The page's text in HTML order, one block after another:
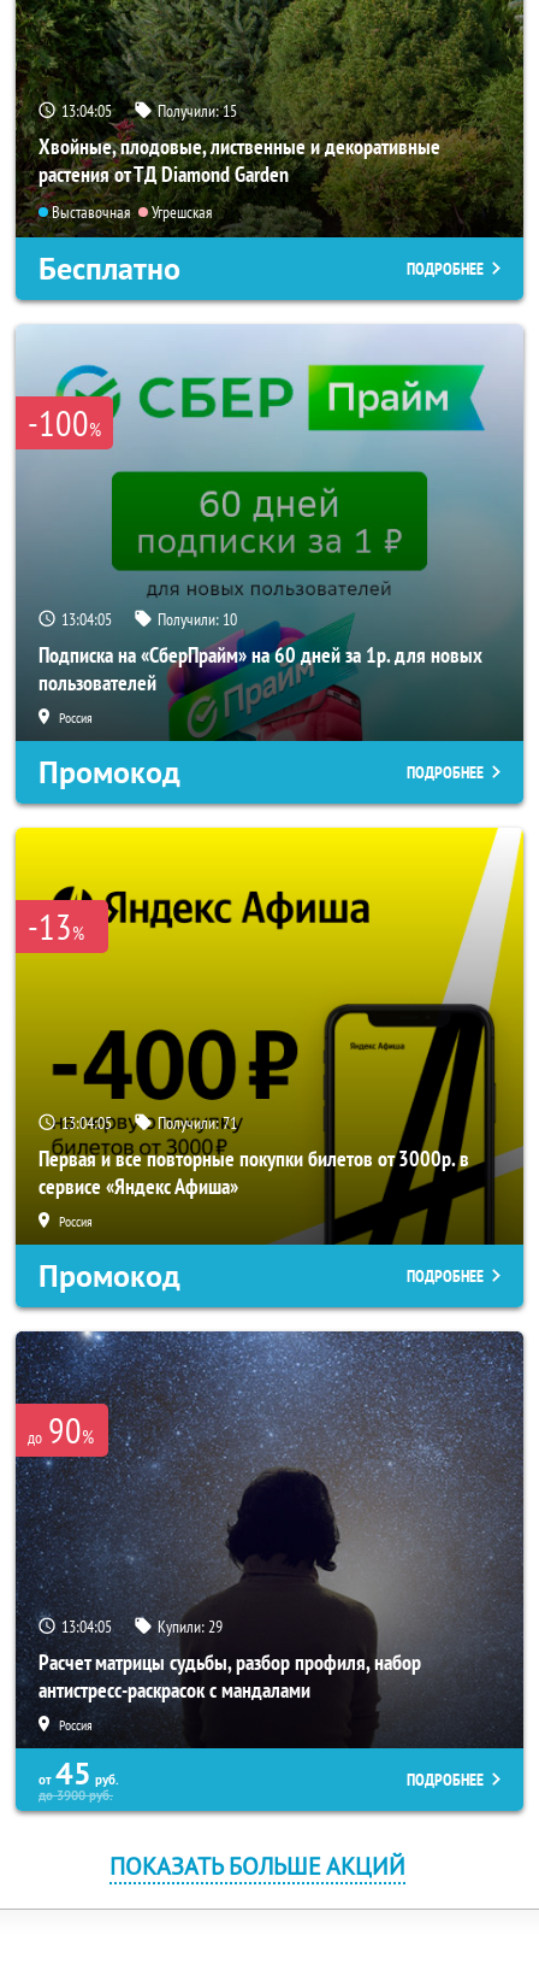
13:04:04 Получили:15
Хвойные, плодовые, лиственные и декоративные
растения от ТД Diamond Garden
Выставочная Угрешская
Бесплатно ПОДРОБНЕЕ
-100%
13:04:04 Получили: 10
Подписка на «СберПрайм» на 60 дней за 1р. для новых
пользователей
Россия
Промокод ПОДРОБНЕЕ
-13%
13:04:04 Получили:71
Первая и все повторные покупки билетов от 3000р. в
сервисе «Яндекс Афиша»
Россия
Промокод ПОДРОБНЕЕ
до 90%
13:04:04 Купили:29
Расчет матрицы судьбы, разбор профиля, набор
антистресс-раскрасок с мандалами
Россия
от 45 руб.
до3900руб.
ПОДРОБНЕЕ
ПОКАЗАТЬ БОЛЬШЕ АКЦИЙ